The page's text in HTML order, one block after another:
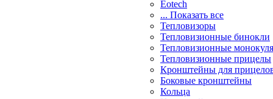
Eotech
... Показать все
Тепловизоры
Тепловизионные бинокли
Тепловизионные
Тепловизионные прицелы
Кронштейны для
Боковые кронштейны
Кольца